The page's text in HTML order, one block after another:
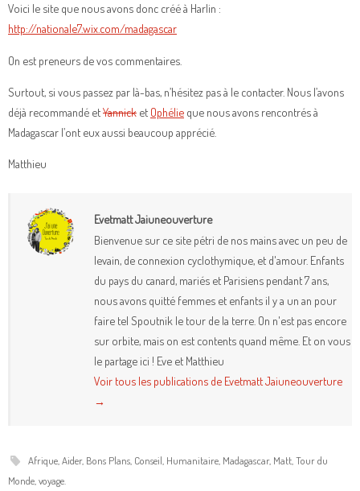
Voici le site que nous avons donc créé à Harlin :
http://nationale7.wix.com/madagascar
On est preneurs de vos commentaires.
Surtout, si vous passez par là-bas, n’hésitez pas à le contacter. Nous l’avons
déjà recommandé etYannick et Ophélie que nous avons rencontrés à
Madagascar l’ont eux aussi beaucoup apprécié.
Matthieu
Evetmatt Jaiuneouverture
Bienvenue sur ce site pétri de nos mains avec un peu de
levain, de connexion cyclothymique, et d'amour. Enfants
du pays du canard, mariés et Parisiens pendant 7 ans,
nous avons quitté femmes et enfants il y a un an pour
faire tel Spoutnik le tour de la terre. On n'est pas encore
sur orbite, mais on est contents quand même. Et on vous
le partage ici ! Eve et Matthieu
Voir tous les publications de Evetmatt Jaiuneouverture
→
Afrique, Aider, Bons Plans, Conseil Humanitaire, Madagascar, Matt, Tour du
Monde voyage